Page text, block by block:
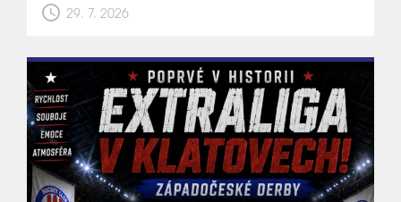
schedule 29. 7. 2026